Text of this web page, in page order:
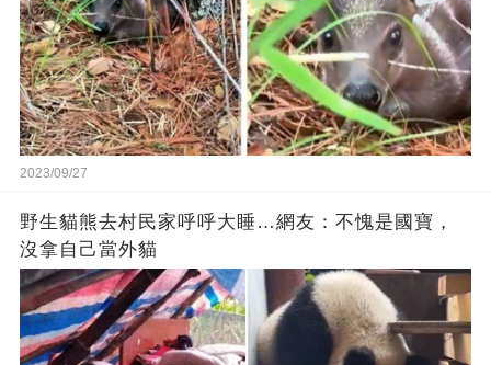
2023/09/27
野生貓熊去村民家呼呼大睡…網友：不愧是國寶，
沒拿自己當外貓